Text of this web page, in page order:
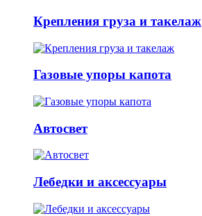
Крепления груза и такелаж
Газовые упоры капота
Автосвет
Лебедки и аксессуары